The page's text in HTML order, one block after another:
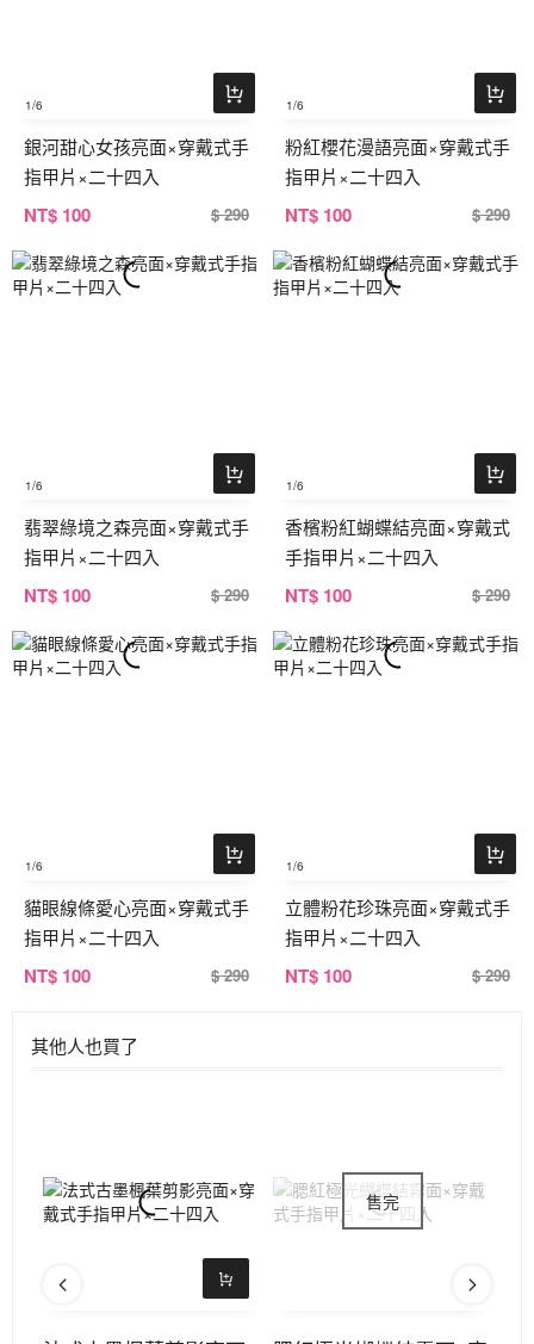
1/6
銀河甜心女孩亮面×穿戴式手
指甲片×二十四入
NT$ 100 $ 290
1/6
粉紅櫻花漫語亮面×穿戴式手
指甲片×二十四入
NT$ 100 $ 290
1/6
翡翠綠境之森亮面×穿戴式手
指甲片×二十四入
NT$ 100 $ 290
1/6
香檳粉紅蝴蝶結亮面×穿戴式
手指甲片×二十四入
NT$ 100 $ 290
1/6
貓眼線條愛心亮面×穿戴式手
指甲片×二十四入
NT$ 100 $ 290
1/6
立體粉花珍珠亮面×穿戴式手
指甲片×二十四入
NT$ 100 $ 290
其他人也買了